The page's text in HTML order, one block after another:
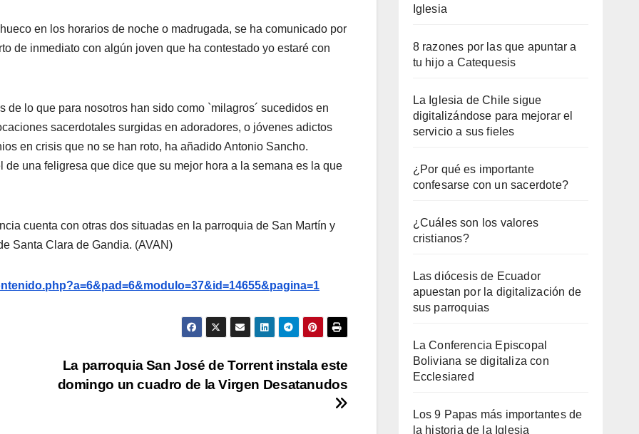
en los horarios de noche o madrugada, se ha comunicado por
de inmediato con algún joven que ha contestado yo estaré con
de lo que para nosotros han sido como `milagros´ sucedidos en
sacerdotales surgidas en adoradores, o jóvenes adictos
en crisis que no se han roto, ha añadido Antonio Sancho.
de una feligresa que dice que su mejor hora a la semana es la que
cuenta con otras dos situadas en la parroquia de San Martín y
Santa Clara de Gandia. (AVAN)
La parroquia San José de Torrent instala este
domingo un cuadro de la Virgen Desatanudos
Iglesia
8 razones por las que apuntar a
tu hijo a Catequesis
La Iglesia de Chile sigue
digitalizándose para mejorar el
servicio a sus fieles
¿Por qué es importante
confesarse con un sacerdote?
¿Cuáles son los valores
cristianos?
Las diócesis de Ecuador
apuestan por la digitalización de
sus parroquias
La Conferencia Episcopal
Boliviana se digitaliza con
Ecclesiared
Los 9 Papas más importantes de
la historia de la Iglesia